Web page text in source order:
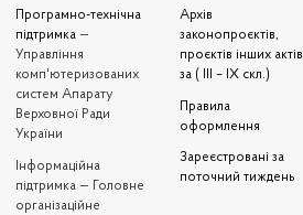
Програмно-технічна
підтримка —
Управління
комп'ютеризованих
систем Апарату
Верховної Ради
України
Iнформаційна
підтримка — Головне
організаційне
Архів
законопроєктів,
проєктів інших актів
за ( III – IX скл.)
Правила
оформлення
Зареєстровані за
поточний тиждень